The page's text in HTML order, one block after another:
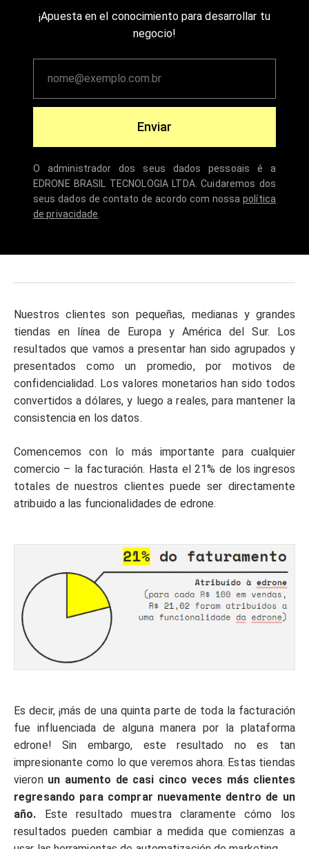
¡Apuesta en el conocimiento para desarrollar tu
negocio!
Enviar
O administrador dos seus dados pessoais é a
EDRONE BRASIL TECNOLOGIA LTDA. Cuidaremos dos
seus dados de contato de acordo com nossapolítica
de privacidade
Nuestros clientes son pequeñas, medianas y grandes
tiendas en línea de Europa y América del Sur. Los
resultados que vamos a presentar han sido agrupados y
presentados como un promedio, por motivos de
confidencialidad. Los valores monetarios han sido todos
convertidos a dólares, y luego a reales, para mantener la
consistencia en los datos.
Comencemos con lo más importante para cualquier
comercio – la facturación. Hasta el 21% de los ingresos
totales de nuestros clientes puede ser directamente
atribuido a las funcionalidades de edrone.
Es decir, ¡más de una quinta parte de toda la facturación
fue influenciada de alguna manera por la plataforma
edrone! Sin embargo, este resultado no es tan
impresionante como lo que veremos ahora. Estas tiendas
vieron un aumento de casi cinco veces más clientes
regresando para comprar nuevamente dentro de un
año. Este resultado muestra claramente cómo los
resultados pueden cambiar a medida que comienzas a